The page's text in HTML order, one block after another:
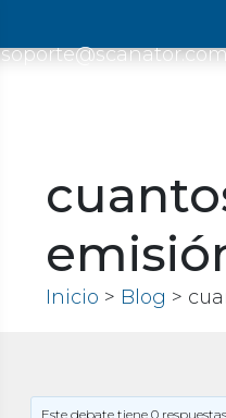
Inicio > Blog >
Este debate tiene 0